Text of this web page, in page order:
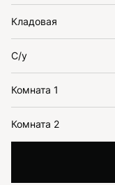
Кладовая
С/у
Комната 1
Комната 2